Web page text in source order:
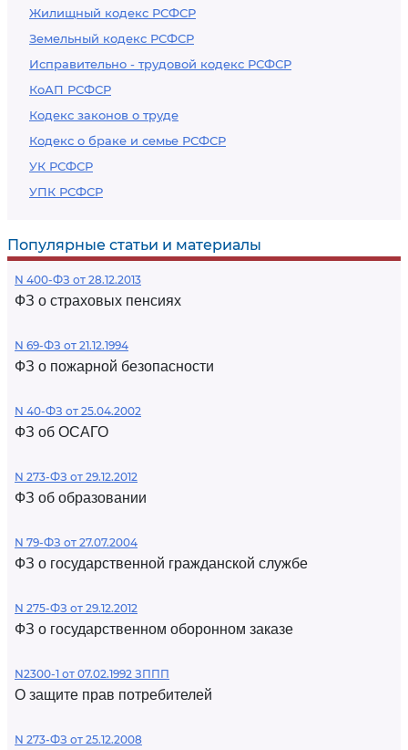
Жилищный кодекс РСФСР
Земельный кодекс РСФСР
Исправительно - трудовой кодекс РСФСР
КоАП РСФСР
Кодекс законов о труде
Кодекс о браке и семье РСФСР
УК РСФСР
УПК РСФСР
Популярные статьи и материалы
N 400-ФЗ от 28.12.2013
ФЗ о страховых пенсиях
N 69-ФЗ от 21.12.1994
ФЗ о пожарной безопасности
N 40-ФЗ от 25.04.2002
ФЗ об ОСАГО
N 273-ФЗ от 29.12.2012
ФЗ об образовании
N 79-ФЗ от 27.07.2004
ФЗ о государственной гражданской службе
N 275-ФЗ от 29.12.2012
ФЗ о государственном оборонном заказе
N2300-1 от 07.02.1992 ЗППП
О защите прав потребителей
N 273-ФЗ от 25.12.2008